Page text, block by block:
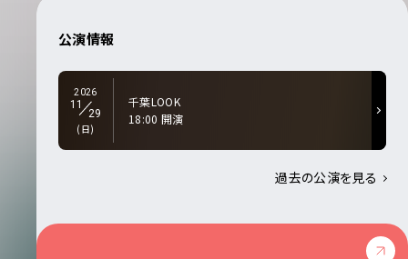
公演情報
2026
11
29
(日)
千葉LOOK
18:00 開演
過去の公演を見る